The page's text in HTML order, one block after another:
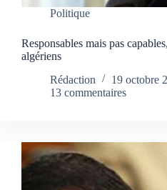
Politique
Responsables mais pas
algériens
Rédaction
19 octobre
13 commentaires